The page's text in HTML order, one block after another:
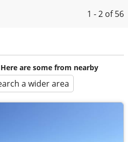
1 - 2 of 56
are some from nearby
a wider area